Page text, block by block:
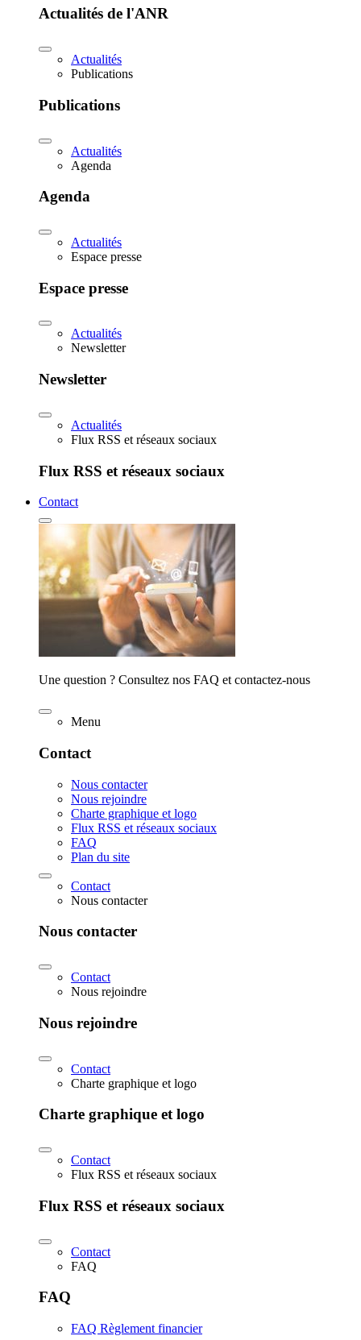
Actualités de l'ANR
Actualités
Publications
Publications
Actualités
Agenda
Agenda
Actualités
Espace presse
Espace presse
Actualités
Newsletter
Newsletter
Actualités
Flux RSS et réseaux sociaux
Flux RSS et réseaux sociaux
Contact
Une question ? Consultez nos FAQ et contactez-nous
Menu
Contact
Nous contacter
Nous rejoindre
Charte graphique et logo
Flux RSS et réseaux sociaux
FAQ
Plan du site
Contact
Nous contacter
Nous contacter
Contact
Nous rejoindre
Nous rejoindre
Contact
Charte graphique et logo
Charte graphique et logo
Contact
Flux RSS et réseaux sociaux
Flux RSS et réseaux sociaux
Contact
FAQ
FAQ
FAQ Règlement financier